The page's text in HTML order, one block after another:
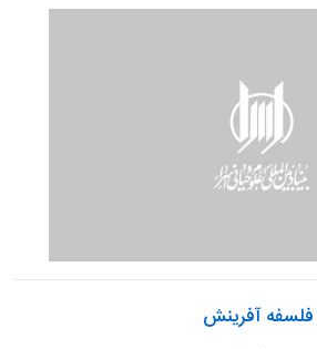
آفرینش